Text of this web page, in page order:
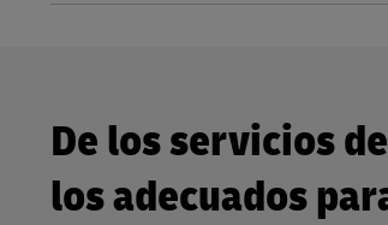
De los servicios
los adecuados